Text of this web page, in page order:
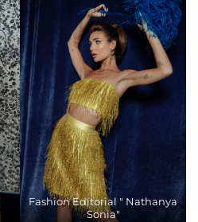
Fashion Editorial " Nathanya
Sonia"